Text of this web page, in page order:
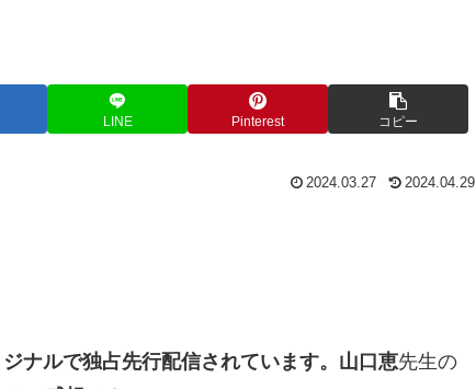
LINE Pinterest コピー
2024.03.27 2024.04.29
ナルで独占先行配信されています。 山口恵先生の